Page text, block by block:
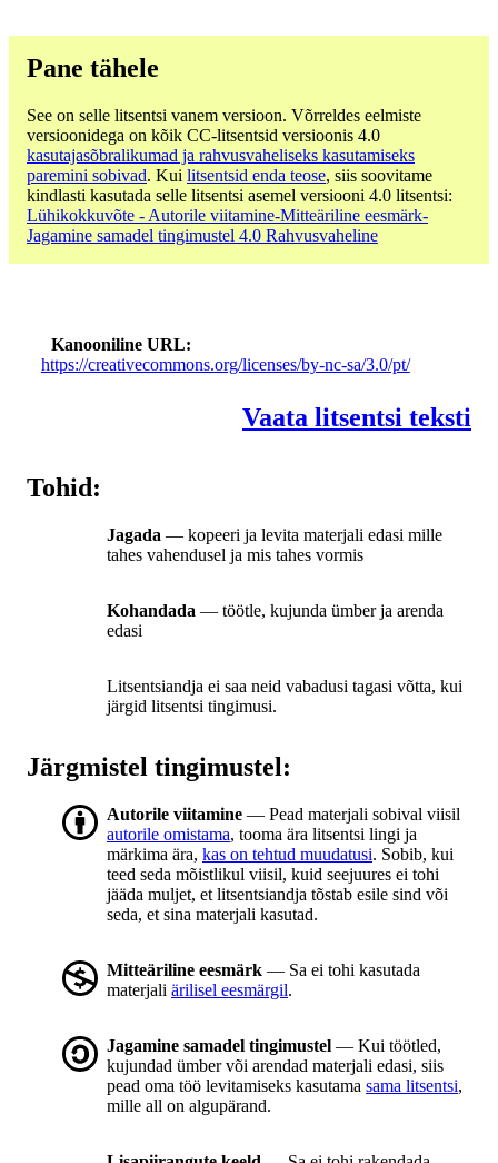
Pane tähele
See on selle litsentsi vanem versioon. Võrreldes eelmiste
versioonidega on kõik CC-litsentsid versioonis 4.0
kasutajasõbralikumad ja rahvusvaheliseks kasutamiseks
paremini sobivad. Kui litsentsid enda teose, siis soovitame
kindlasti kasutada selle litsentsi asemel versiooni 4.0 litsentsi:
Lühikokkuvõte - Autorile viitamine-Mitteäriline eesmärk-
Jagamine samadel tingimustel 4.0 Rahvusvaheline
Kanooniline URL
https://creativecommons.org/licenses/by-nc-sa/3.0/pt/
Vaata litsentsi teksti
Tohid:
Jagada — kopeeri ja levita materjali edasi mille
tahes vahendusel ja mis tahes vormis
Kohandada — töötle, kujunda ümber ja arenda
edasi
Litsentsiandja ei saa neid vabadusi tagasi võtta, kui
järgid litsentsi tingimusi.
Järgmistel tingimustel:
Autorile viitamine — Pead materjali sobival viisil
autorile omistama, tooma ära litsentsi lingi ja
märkima ära, kas on tehtud muudatusi. Sobib, kui
teed seda mõistlikul viisil, kuid seejuures ei tohi
jääda muljet, et litsentsiandja tõstab esile sind või
seda, et sina materjali kasutad.
Mitteäriline eesmärk — Sa ei tohi kasutada
materjali ärilisel eesmärgil.
Jagamine samadel tingimustel — Kui töötled,
kujundad ümber või arendad materjali edasi, siis
pead oma töö levitamiseks kasutama sama litsentsi,
mille all on algupärand.